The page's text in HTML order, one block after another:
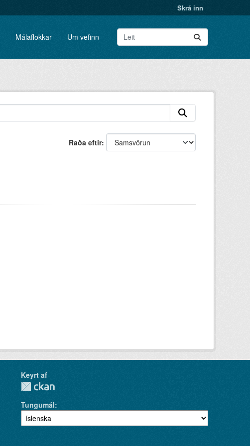
Skrá inn
Málaflokkar Um vefinn
Raða eftir
Keyrt af
Tungumál